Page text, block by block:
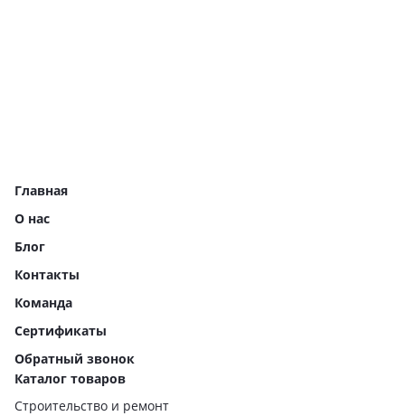
Главная
О нас
Блог
Контакты
Команда
Сертификаты
Обратный звонок
Каталог товаров
Строительство и ремонт